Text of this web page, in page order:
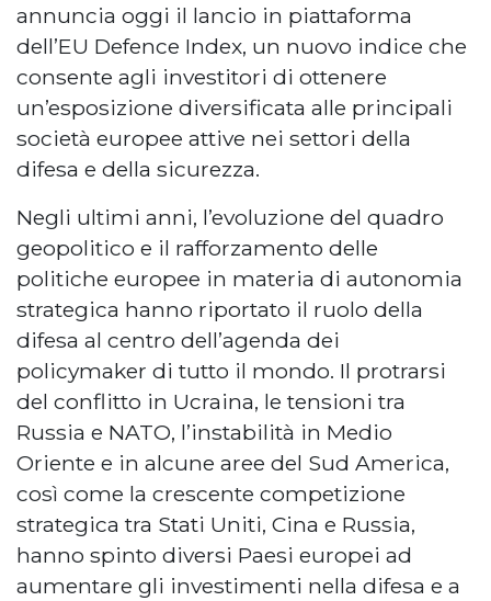
annuncia oggi il lancio in piattaforma
dell’EU Defence Index, un nuovo indice che
consente agli investitori di ottenere
un’esposizione diversificata alle principali
società europee attive nei settori della
difesa e della sicurezza.
Negli ultimi anni, l’evoluzione del quadro
geopolitico e il rafforzamento delle
politiche europee in materia di autonomia
strategica hanno riportato il ruolo della
difesa al centro dell’agenda dei
policymaker di tutto il mondo. Il protrarsi
del conflitto in Ucraina, le tensioni tra
Russia e NATO, l’instabilità in Medio
Oriente e in alcune aree del Sud America,
così come la crescente competizione
strategica tra Stati Uniti, Cina e Russia,
hanno spinto diversi Paesi europei ad
aumentare gli investimenti nella difesa e a